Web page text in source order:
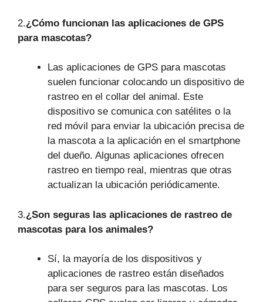
2.¿Cómo funcionan las aplicaciones de GPS
para mascotas?
Las aplicaciones de GPS para mascotas
suelen funcionar colocando un dispositivo de
rastreo en el collar del animal. Este
dispositivo se comunica con satélites o la
red móvil para enviar la ubicación precisa de
la mascota a la aplicación en el smartphone
del dueño. Algunas aplicaciones ofrecen
rastreo en tiempo real, mientras que otras
actualizan la ubicación periódicamente.
3.¿Son seguras las aplicaciones de rastreo de
mascotas para los animales?
Sí, la mayoría de los dispositivos y
aplicaciones de rastreo están diseñados
para ser seguros para las mascotas. Los